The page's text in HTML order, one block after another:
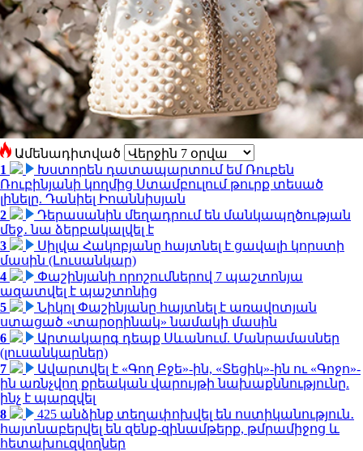
Ամենադիտված
1
Խստորեն դատապարտում եմ Ռուբեն
Ռուբինյանի կողմից Ստամբուլում թուրք տեսած
լինելը. Դանիել Իոաննիսյան
2
Դերասանին մեղադրում են մանկապղծության
մեջ․ նա ձերբակալվել է
3
Սիլվա Հակոբյանը հայտնել է ցավալի կորստի
մասին (Լուսանկար)
4
Փաշինյանի որոշումներով 7 պաշտոնյա
ազատվել է պաշտոնից
5
Նիկոլ Փաշինյանը հայտնել է առավոտյան
ստացած «տարօրինակ» նամակի մասին
6
Արտակարգ դեպք Սևանում. Մանրամասներ
(լուսանկարներ)
7
Ավարտվել է «Գող Բջե»-ին, «Տեցիկ»-ին ու «Գոջո»-
ին առնչվող քրեական վարույթի նախաքննությունը.
ինչ է պարզվել
8
425 անձինք տեղափոխվել են ոստիկանություն․
հայտնաբերվել են զենք-զինամթերք, թմրամիջոց և
հետախուզվողներ